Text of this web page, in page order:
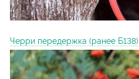
Черри передержка (ранее Б138)